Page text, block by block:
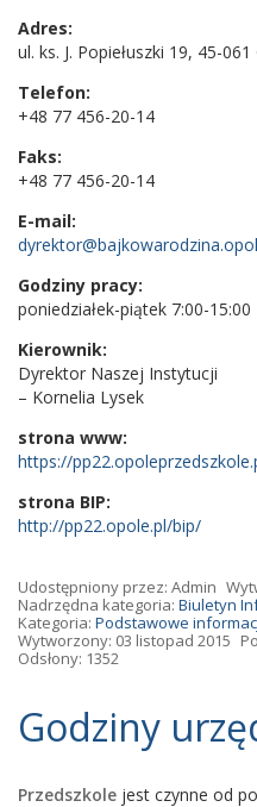
Adres:
ul. ks. J. Popiełuszki 19, 45-
Telefon:
+48 77 456-20-14
Faks:
+48 77 456-20-14
E-mail:
Godziny pracy:
poniedziałek-piątek 7:00-15:00
Kierownik:
Dyrektor Naszej Instytucji
– Kornelia Lysek
strona www:
https://
strona BIP:
http://pp22.opole.pl/bip/
Udostępniony przez: Admin
Nadrzędna kategoria: Biuletyn
Kategoria: Podstawowe
Wytworzony: 03 listopad 2015
Odsłony: 1352
Godziny
Przedszkole jest czynne od